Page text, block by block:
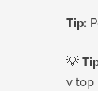
Tip:
💡
v top